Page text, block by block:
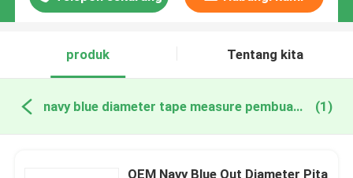
produk Tentang kita
navy blue diameter tape measure pembuatan online (1)
OEM Navy Blue Out Diameter Pita